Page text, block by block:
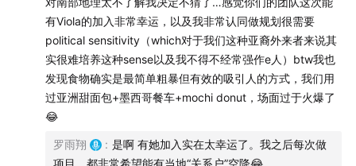
⏳时间轴
Part 1 遭遇最强“关系户”
来到特朗普的基本盘
有Viola的加入非常幸运，以及我非常认同做规划很需要
political sensitivity（which对于我们这种亚裔外来者来说其
实很难培养这种sense以及我不得不经常强作e人）btw我也
发现食物确实是最简单粗暴但有效的吸引人的方式，我们用
过亚洲甜面包+墨西哥餐车+mochi donut，场面过于火爆了
😂
罗雨翔 : 是啊 有她加入实在太幸运了。我之后每次做
项目，都非常希望能有当地“关系户”空降😂